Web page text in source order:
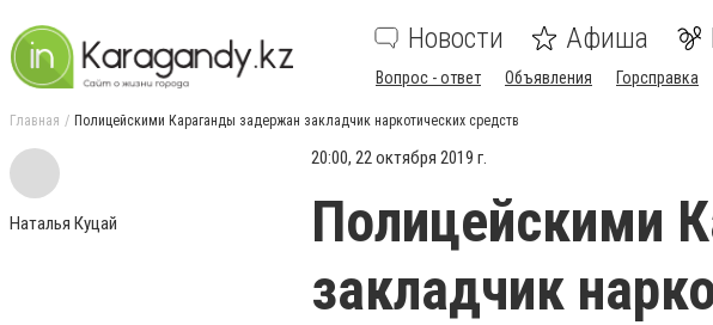
Новости Афиша
Вопрос - ответ Объявления Горсправка
Главная Полицейскими Караганды задержан закладчик наркотических средств
Наталья Куцай
20:00, 22 октября 2019 г.
Полицейскими
закладчик